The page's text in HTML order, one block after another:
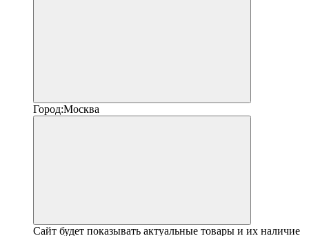
Город:Москва
Сайт будет показывать актуальные товары и их наличие